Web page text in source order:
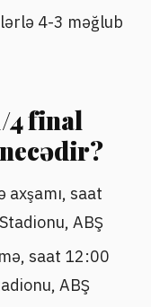
4-3 məğlub
4 final
axşamı, saat
ABŞ
saat 12:00
ABŞ